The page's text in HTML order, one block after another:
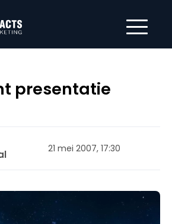
presentatie
21 mei 2007, 17:30